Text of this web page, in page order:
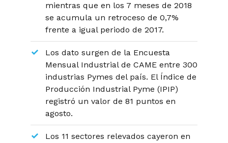
mientras que en los 7 meses de 2018
se acumula un retroceso de 0,7%
frente a igual periodo de 2017.
Los dato surgen de la Encuesta
Mensual Industrial de CAME entre 300
industrias Pymes del país. El Índice de
Producción Industrial Pyme (IPIP)
registró un valor de 81 puntos en
agosto.
Los 11 sectores relevados cayeron en